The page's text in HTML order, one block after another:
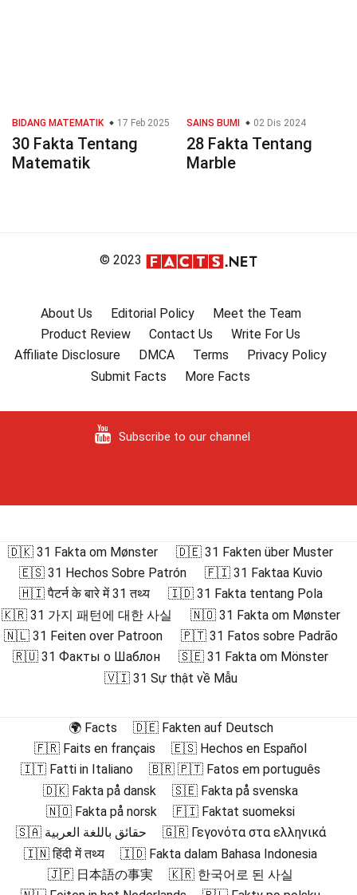
BIDANG MATEMATIK 17 Feb 2025
30 Fakta Tentang
Matematik
SAINS BUMI 02 Dis 2024
28 Fakta Tentang
Marble
© 2023
About Us Editorial Policy
Meet the Team
Product Review
Contact Us
Write For Us
Affiliate Disclosure
DMCA Terms
Privacy Policy
Submit Facts
More Facts
Subscribe to our channel
🇩🇰 31 Fakta om Mønster
🇩🇪 31 Fakten über Muster
🇪🇸 31 Hechos Sobre Patrón
🇫🇮 31 Faktaa Kuvio
🇭🇮 पैटर्न के बारे में 31 तथ्य
🇮🇩 31 Fakta tentang Pola
🇰🇷 31 가지 패턴에 대한 사실
🇳🇴 31 Fakta om Mønster
🇳🇱 31 Feiten over Patroon
🇵🇹 31 Fatos sobre Padrão
🇷🇺 31 Факты о Шаблон
🇸🇪 31 Fakta om Mönster
🇻🇮 31 Sự thật về Mẫu
🌍 Facts
🇩🇪 Fakten auf Deutsch
🇫🇷 Faits en français
🇪🇸 Hechos en Español
🇮🇹 Fatti in Italiano
🇧🇷 🇵🇹 Fatos em português
🇩🇰 Fakta på dansk
🇸🇪 Fakta på svenska
🇳🇴 Fakta på norsk
🇫🇮 Faktat suomeksi
🇸🇦 حقائق باللغة العربية
🇬🇷 Γεγονότα στα ελληνικά
🇮🇳 हिंदी में तथ्य
🇮🇩 Fakta dalam Bahasa Indonesia
🇯🇵 日本語の事実
🇰🇷 한국어로 된 사실